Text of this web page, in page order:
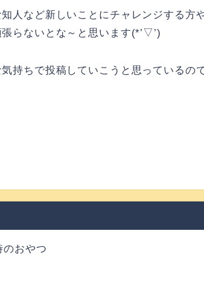
人など新しいことにチャレンジする方
らないとな～と思います(*’▽’)
持ちで投稿していこうと思っているの
のおやつ